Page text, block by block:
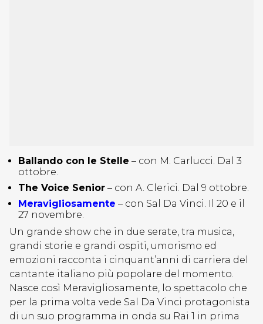
Ballando con le Stelle – con M. Carlucci. Dal 3
ottobre.
The Voice Senior – con A. Clerici. Dal 9 ottobre.
Meravigliosamente – con Sal Da Vinci. Il 20 e il
27 novembre.
Un grande show che in due serate, tra musica,
grandi storie e grandi ospiti, umorismo ed
emozioni racconta i cinquant’anni di carriera del
cantante italiano più popolare del momento.
Nasce così Meravigliosamente, lo spettacolo che
per la prima volta vede Sal Da Vinci protagonista
di un suo programma in onda su Rai 1 in prima